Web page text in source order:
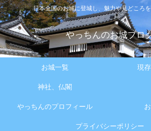
日本全国のお城に登城し、魅力や見どころ
やっちんのお城ブロ
お城一覧 現
神社、仏閣
やっちんのプロフィール
プライバシーポリシー